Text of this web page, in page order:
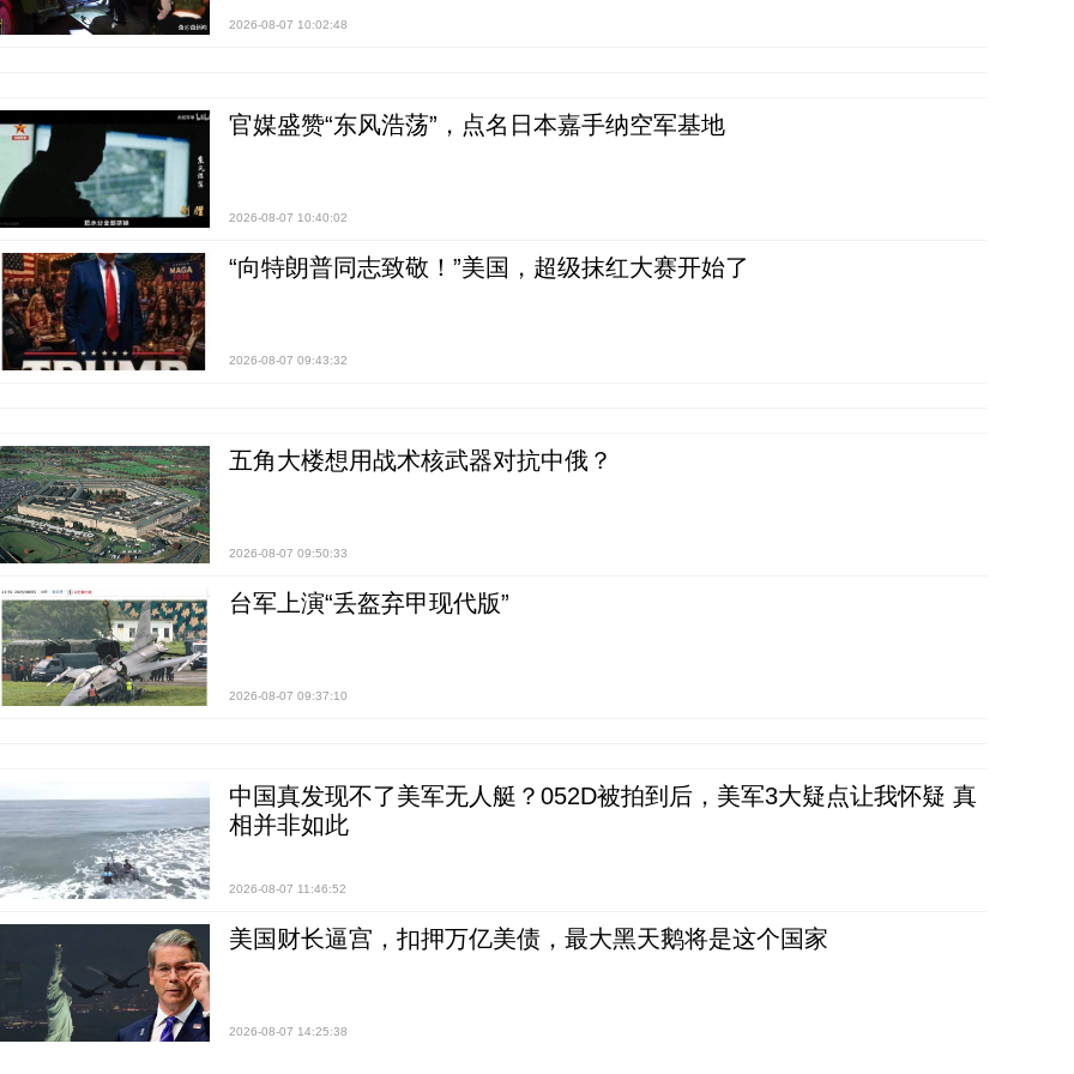
2026-08-07 10:02:48
官媒盛赞“东风浩荡”，点名日本嘉手纳空军基地
2026-08-07 10:40:02
“向特朗普同志致敬！”美国，超级抹红大赛开始了
2026-08-07 09:43:32
五角大楼想用战术核武器对抗中俄？
2026-08-07 09:50:33
台军上演“丢盔弃甲现代版”
2026-08-07 09:37:10
中国真发现不了美军无人艇？052D被拍到后，美军3大疑点让我怀疑 真
相并非如此
2026-08-07 11:46:52
美国财长逼宫，扣押万亿美债，最大黑天鹅将是这个国家
2026-08-07 14:25:38